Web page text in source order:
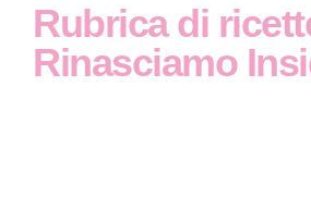
Rubrica di
Rinasciamo